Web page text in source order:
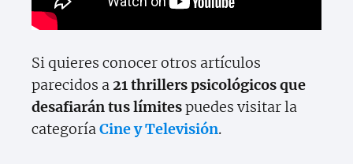
Si quieres conocer otros artículos
parecidos a21 thrillers psicológicos que
desafiarán tus límitespuedes visitar la
categoríaCine y Televisión.